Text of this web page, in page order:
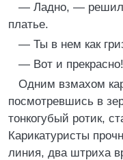
— Ладно, —
платье.
— Ты в нем как
— Вот и прекрасно!
Одним взмахом
посмотревшись в
тонкогубый ротик,
Карикатуристы
линия, два штриха